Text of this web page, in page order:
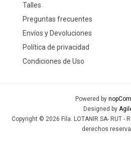
Talles
Preguntas frecuentes
Envíos y Devoluciones
Política de privacidad
Condiciones de Uso
Powered by
Designed by
Copyright © 2026 Fila. LOTANIR SA- RUT -
derechos